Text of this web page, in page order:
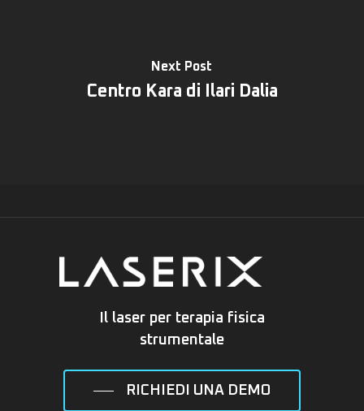
Next Post
Centro Kara di Ilari Dalia
Il laser per terapia fisica
strumentale
RICHIEDI UNA DEMO